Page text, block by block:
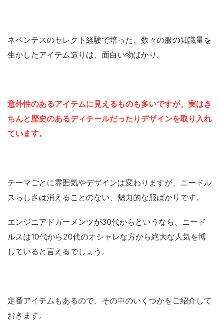
ネペンテスのセレクト経験で培った、数々の服の知識量を
生かしたアイテム造りは、面白い物ばかり。
意外性のあるアイテムに見えるものも多いですが、実はき
ちんと歴史のあるディテールだったりデザインを取り入れ
ています。
テーマごとに雰囲気やデザインは変わりますが、ニードル
スらしさは消えることのない、魅力的な服ばかりです。
エンジニアドガーメンツが30代からというなら、ニード
ルスは10代から20代のオシャレな方から絶大な人気を博
していると言えるでしょう。
定番アイテムもあるので、その中のいくつかをご紹介して
おきます。